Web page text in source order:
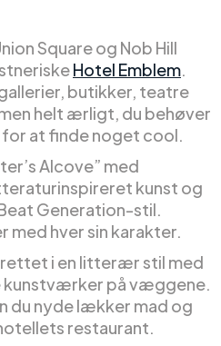
Square og Nob Hill
Hotel Emblem.
butikker, teatre
helt ærligt, du behøver
at finde noget cool.
Alcove” med
kunst og
Generation-stil.
med hver sin karakter.
i en litterær stil med
på væggene.
du nyde lækker mad og
restaurant.